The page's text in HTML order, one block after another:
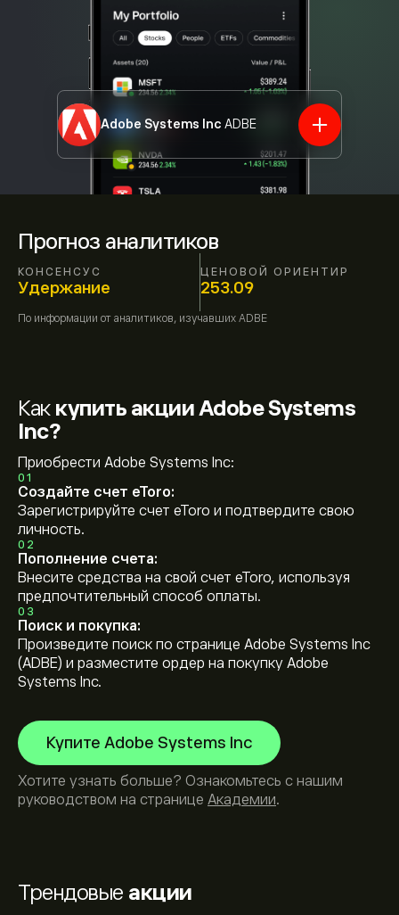
Прогноз аналитиков
КОНСЕНСУС
Удержание
ЦЕНОВОЙ ОРИЕНТИР
253.09
По информации от аналитиков, изучавших ADBE
Adobe Systems Inc ADBE
Трендовые акции
Как купить акции Adobe Systems
Inc?
Приобрести Adobe Systems Inc:
01
Создайте счет eToro:
Зарегистрируйте счет eToro и подтвердите свою
личность.
02
Пополнение счета:
Внесите средства на свой счет eToro, используя
предпочтительный способ оплаты.
03
Поиск и покупка:
Произведите поиск по странице Adobe Systems Inc
(ADBE) и разместите ордер на покупку Adobe
Systems Inc.
Купите Adobe Systems Inc
Хотите узнать больше? Ознакомьтесь с нашим
руководством на странице Академии.